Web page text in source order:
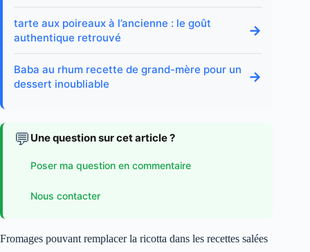
tarte aux poireaux à l’ancienne : le goût
authentique retrouvé
→
Baba au rhum recette de grand-mère pour un
dessert inoubliable
→
💬 Une question sur cet article ?
Poser ma question en commentaire
Nous contacter
Fromages pouvant remplacer la ricotta dans les recettes salées